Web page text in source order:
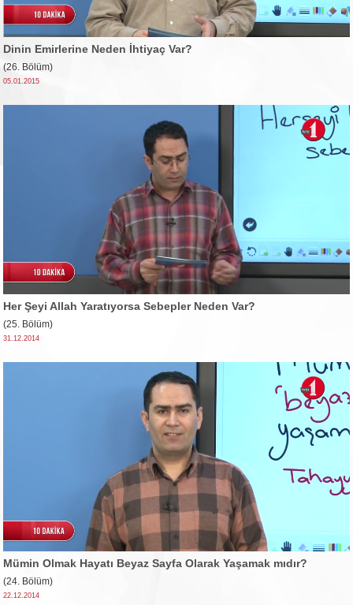
Dinin Emirlerine Neden İhtiyaç Var?
(26. Bölüm)
05.01.2015
Her Şeyi Allah Yaratıyorsa Sebepler Neden Var?
(25. Bölüm)
31.12.2014
Mümin Olmak Hayatı Beyaz Sayfa Olarak Yaşamak mıdır?
(24. Bölüm)
22.12.2014